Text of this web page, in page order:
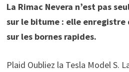
La Rimac Nevera n’est pas
sur le bitume : elle enregistre
sur les bornes rapides.
Plaid Oubliez la Tesla Model S.